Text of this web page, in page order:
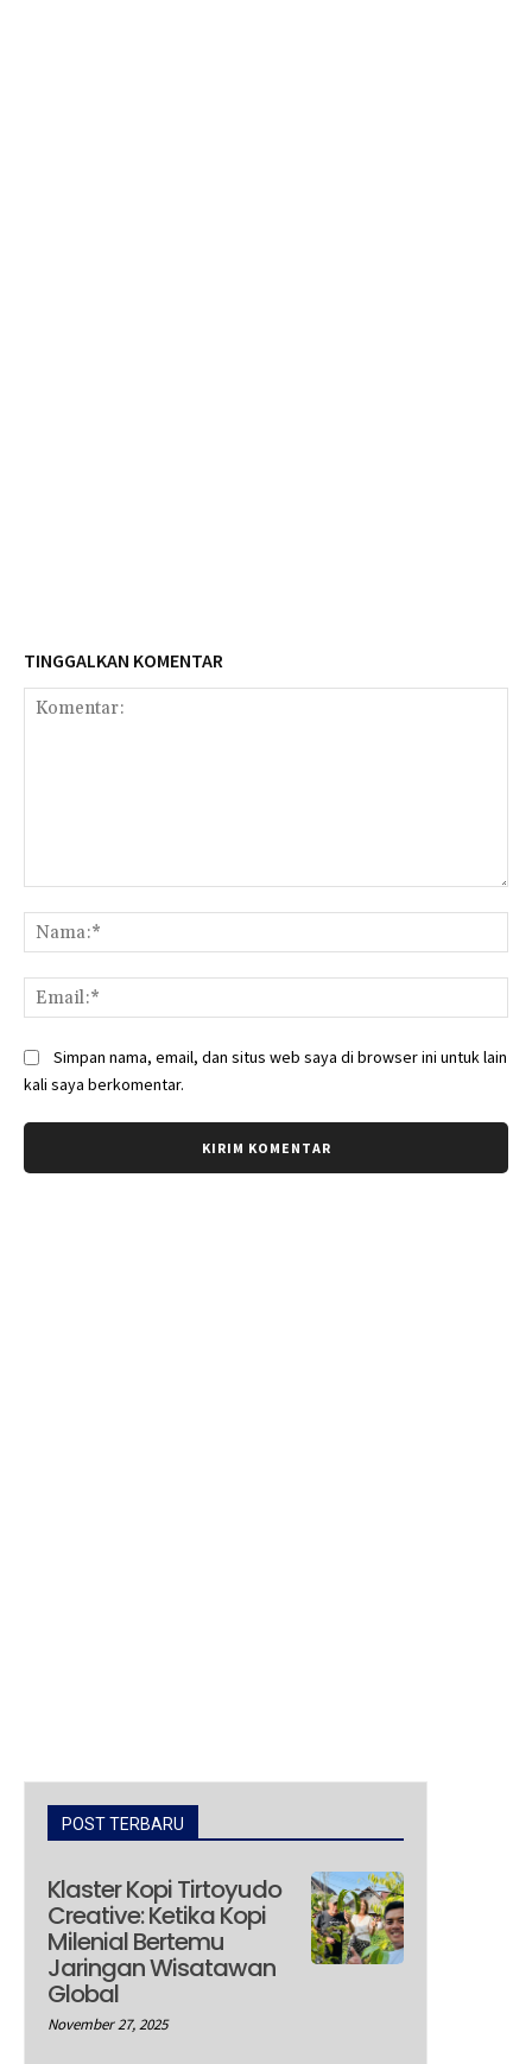
TINGGALKAN KOMENTAR
Simpan nama, email, dan situs web saya di browser ini untuk lain
kali saya berkomentar.
POST TERBARU
Klaster Kopi Tirtoyudo
Creative: Ketika Kopi
Milenial Bertemu
Jaringan Wisatawan
Global
November 27, 2025